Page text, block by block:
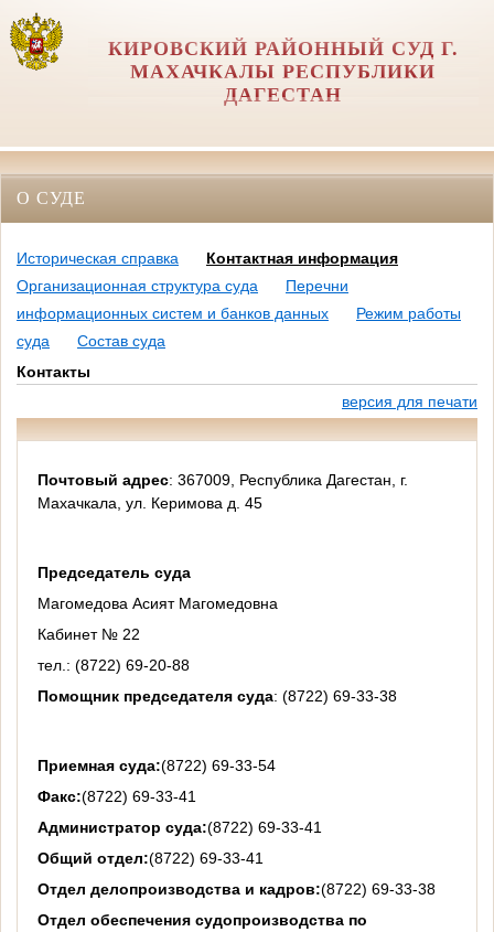
КИРОВСКИЙ РАЙОННЫЙ СУД Г.
МАХАЧКАЛЫ РЕСПУБЛИКИ
ДАГЕСТАН
О СУДЕ
Историческая справка
Контактная информация
Организационная структура суда
Перечни
информационных систем и банков данных
Режим работы
суда
Состав суда
Контакты
версия для печати
Почтовый адрес: 367009, Республика Дагестан, г.
Махачкала, ул. Керимова д. 45
Председатель суда
Магомедова Асият Магомедовна
Кабинет № 22
тел.: (8722) 69-20-88
Помощник председателя суда: (8722) 69-33-38
Приемная суда:(8722) 69-33-54
Факс:(8722) 69-33-41
Администратор суда:(8722) 69-33-41
Общий отдел:(8722) 69-33-41
Отдел делопроизводства и кадров:(8722) 69-33-38
Отдел обеспечения судопроизводства по